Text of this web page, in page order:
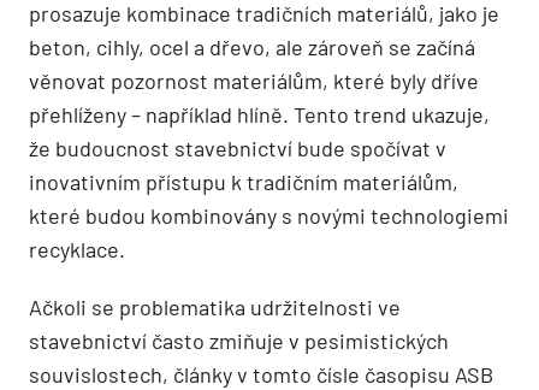
prosazuje kombinace tradičních materiálů, jako je
beton, cihly, ocel a dřevo, ale zároveň se začíná
věnovat pozornost materiálům, které byly dříve
přehlíženy – například hlíně. Tento trend ukazuje,
že budoucnost stavebnictví bude spočívat v
inovativním přístupu k tradičním materiálům,
které budou kombinovány s novými technologiemi
recyklace.
Ačkoli se problematika udržitelnosti ve
stavebnictví často zmiňuje v pesimistických
souvislostech, články v tomto čísle časopisu ASB